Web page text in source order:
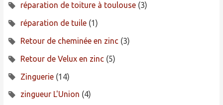
réparation de toiture à toulouse(3)
réparation de tuile(1)
Retour de cheminée en zinc(3)
Retour de Velux en zinc(5)
Zinguerie(14)
zingueur L'Union (4)